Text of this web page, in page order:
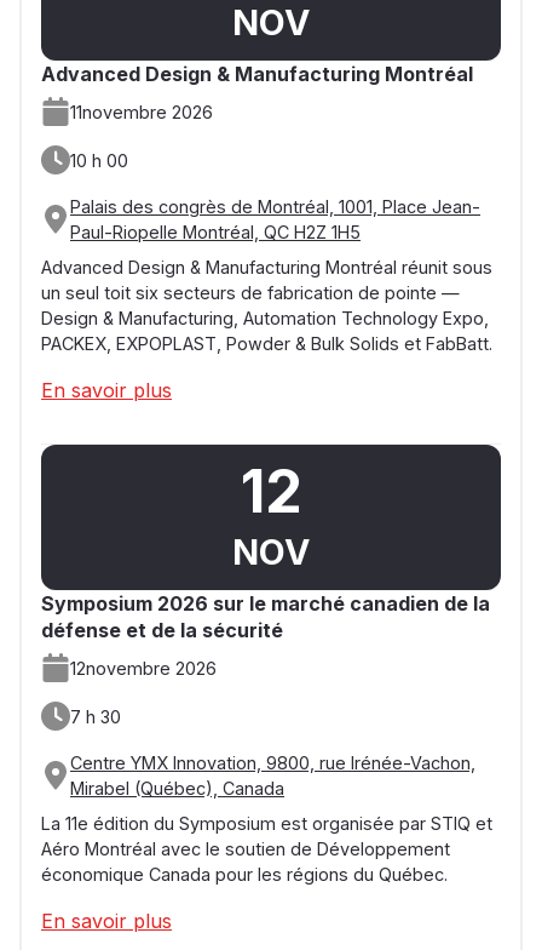
NOV
Advanced Design & Manufacturing Montréal
11novembre 2026
10 h 00
Palais des congrès de Montréal, 1001, Place Jean-
Paul-Riopelle Montréal, QC H2Z 1H5
Advanced Design & Manufacturing Montréal réunit sous
un seul toit six secteurs de fabrication de pointe —
Design & Manufacturing, Automation Technology Expo,
PACKEX, EXPOPLAST, Powder & Bulk Solids et FabBatt.
En savoir plus
12
NOV
Symposium 2026 sur le marché canadien de la
défense et de la sécurité
12novembre 2026
7 h 30
Centre YMX Innovation, 9800, rue Irénée-Vachon,
Mirabel (Québec), Canada
La 11e édition du Symposium est organisée par STIQ et
Aéro Montréal avec le soutien de Développement
économique Canada pour les régions du Québec.
En savoir plus